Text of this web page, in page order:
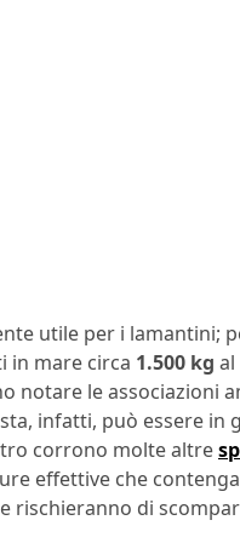
utile per i lamantini;
in mare circa 1.500 kg
notare le associazioni
infatti, può essere in
corrono molte altre
effettive che
rischieranno di